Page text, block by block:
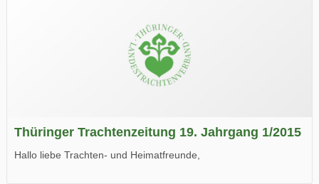
Thüringer Trachtenzeitung 19. Jahrgang 1/2015
Hallo liebe Trachten- und Heimatfreunde,